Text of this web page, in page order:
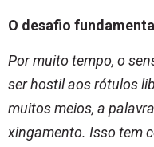
O desafio
Por muito tempo, o
ser hostil aos rótulos
muitos meios, a
xingamento. Isso tem